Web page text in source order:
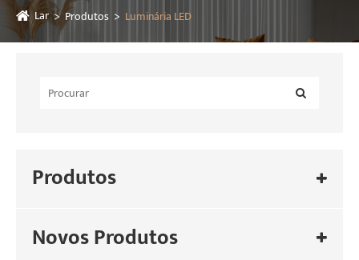
Lar Produtos Luminária LED
Produtos
Novos Produtos